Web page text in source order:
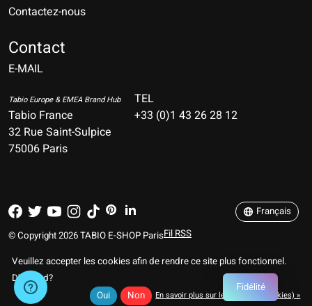
Contactez-nous
Contact
E-MAIL
Tabio Europe & EMEA Brand Hub
Tabio France
32 Rue Saint-Sulpice
75006 Paris
TEL
+33 (0)1 43 26 28 12
© Copyright 2026 TABIO E-SHOP ParisFil RSS
Français
Español
Veuillez accepter les cookies afin de rendre ce site plus fonctionnel.
D'accord?
Oui
Non En savoir plus sur les témoins (cookies) »
Fidélité